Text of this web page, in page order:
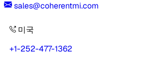
sales@coherentmi.com
미국
+1-252-477-1362